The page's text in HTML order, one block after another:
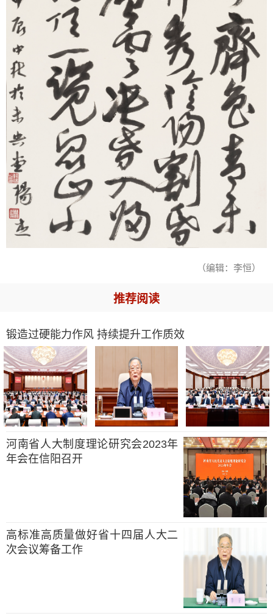
（编辑：李恒）
推荐阅读
锻造过硬能力作风 持续提升工作质效
河南省人大制度理论研究会2023年
年会在信阳召开
高标准高质量做好省十四届人大二
次会议筹备工作